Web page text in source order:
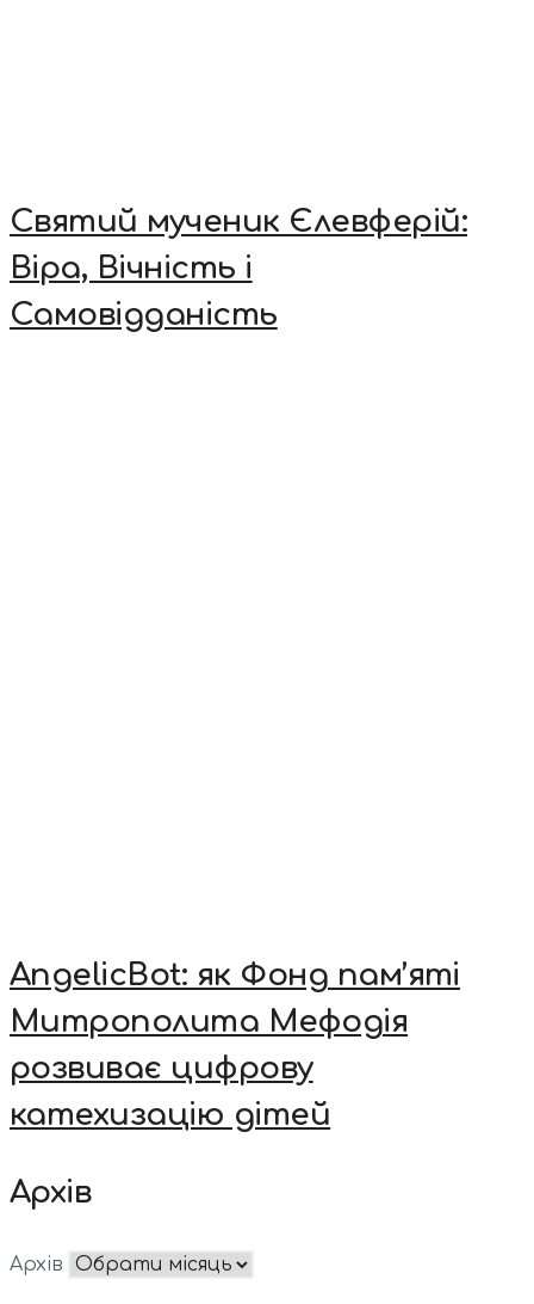
Святий мученик Єлевферій:
Віра, Вічність і
Самовідданість
AngelicBot: як Фонд пам’яті
Митрополита Мефодія
розвиває цифрову
катехизацію дітей
Архів
Архів